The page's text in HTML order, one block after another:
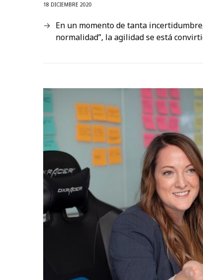
18 DICIEMBRE 2020
En un momento de tanta
normalidad”, la agilidad se está